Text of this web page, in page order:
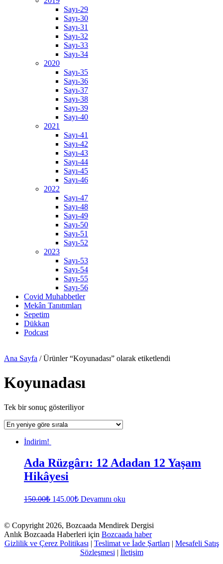
Sayı-29
Sayı-30
Sayı-31
Sayı-32
Sayı-33
Sayı-34
2020
Sayı-35
Sayı-36
Sayı-37
Sayı-38
Sayı-39
Sayı-40
2021
Sayı-41
Sayı-42
Sayı-43
Sayı-44
Sayı-45
Sayı-46
2022
Sayı-47
Sayı-48
Sayı-49
Sayı-50
Sayı-51
Sayı-52
2023
Sayı-53
Sayı-54
Sayı-55
Sayı-56
Covid Muhabbetler
Mekân Tanıtımları
Sepetim
Dükkan
Podcast
Ana Sayfa / Ürünler “Koyunadası” olarak etiketlendi
Koyunadası
Tek bir sonuç gösteriliyor
İndirim!
Ada Rüzgârı: 12 Adadan 12 Yaşam
Hikâyesi
150.00₺ 145.00₺ Devamını oku
© Copyright 2026, Bozcaada Mendirek Dergisi
Anlık Bozcaada Haberleri için Bozcaada haber
Gizlilik ve Çerez Politikası | Teslimat ve İade Şartları | Mesafeli Satış
Sözleşmesi | İletişim